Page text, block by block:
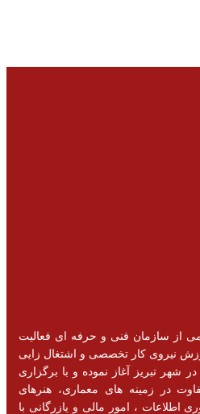
از سازمان فنی و حرفه ای فعالیت
هدف آموزش نیروی کار تخصصی و اشتغال زایی
شهر تبریز آغاز نموده و با برگزاری
در زمینه های معماری، هنرهای
اطلاعات ، امور مالی و یازرگانی با